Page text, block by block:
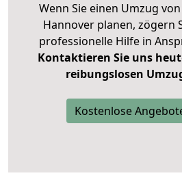
Wenn Sie einen Umzug
Hannover planen, zögern
professionelle Hilfe in
Kontaktieren Sie uns
reibungslosen
Kostenlose